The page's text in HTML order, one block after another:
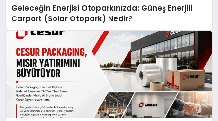
Geleceğin Enerjisi Otoparkınızda: Güneş Enerjili
Carport (Solar Otopark) Nedir?